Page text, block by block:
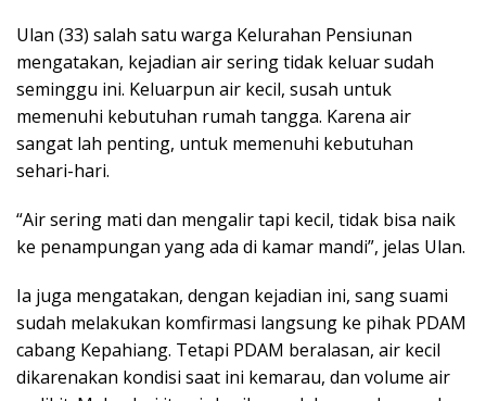
Ulan (33) salah satu warga Kelurahan Pensiunan
mengatakan, kejadian air sering tidak keluar sudah
seminggu ini. Keluarpun air kecil, susah untuk
memenuhi kebutuhan rumah tangga. Karena air
sangat lah penting, untuk memenuhi kebutuhan
sehari-hari.
“Air sering mati dan mengalir tapi kecil, tidak bisa naik
ke penampungan yang ada di kamar mandi”, jelas Ulan.
Ia juga mengatakan, dengan kejadian ini, sang suami
sudah melakukan komfirmasi langsung ke pihak PDAM
cabang Kepahiang. Tetapi PDAM beralasan, air kecil
dikarenakan kondisi saat ini kemarau, dan volume air